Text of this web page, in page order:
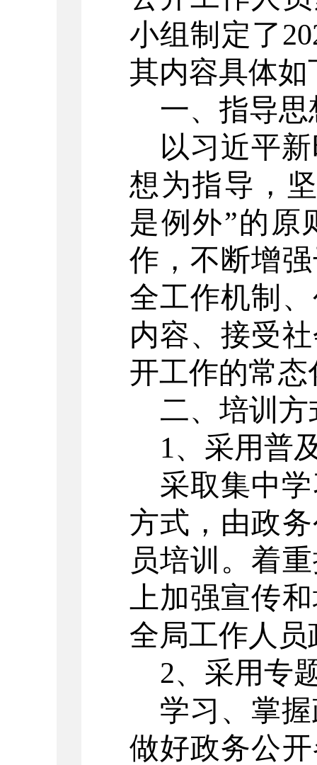
小组制定了
其内容具体如
一、 指导思
以习近平
想为指导，
是例外”的原
作，不断增
全工作机制
内容、接受
开工作的常
二、培训方
1、采用普
采取集中
方式，由政
员培训。 着重
上加强宣传
全局工作人
2、采用专
学习、掌
做好政务公